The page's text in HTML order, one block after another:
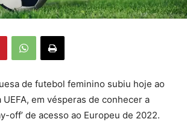
de futebol feminino subiu hoje ao
UEFA, em vésperas de conhecer a
off’ de acesso ao Europeu de 2022.